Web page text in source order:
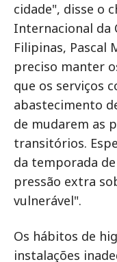
cidade", disse o
Internacional da
Filipinas, Pascal
preciso manter
que os serviços
abastecimento
de mudarem as
transitórios.
da temporada
pressão extra
vulnerável".
Os hábitos de
instalações